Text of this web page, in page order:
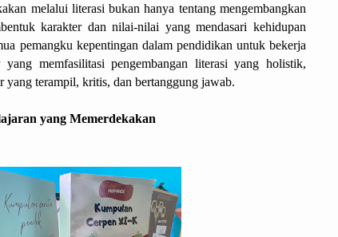
melalui literasi bukan hanya tentang mengembangkan
karakter dan nilai-nilai yang mendasari kehidupan
pemangku kepentingan dalam pendidikan untuk bekerja
memfasilitasi pengembangan literasi yang holistik,
yang terampil, kritis, dan bertanggung jawab.
yang Memerdekakan